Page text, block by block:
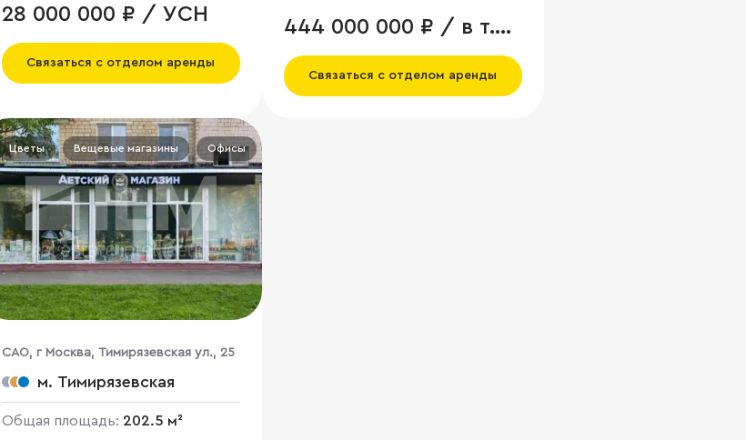
28 000 000 ₽ / УСН
Связаться с отделом аренды
444 000 000 ₽ / в т.ч.
НДС
Связаться с отделом аренды
Кальянная Кафе Ресторан Медицинские услуги
Цветы Вещевые магазины Офисы
CАО, г Москва, Тимирязевская ул., 25
м. Тимирязевская
Общая площадь: 202.5 м²